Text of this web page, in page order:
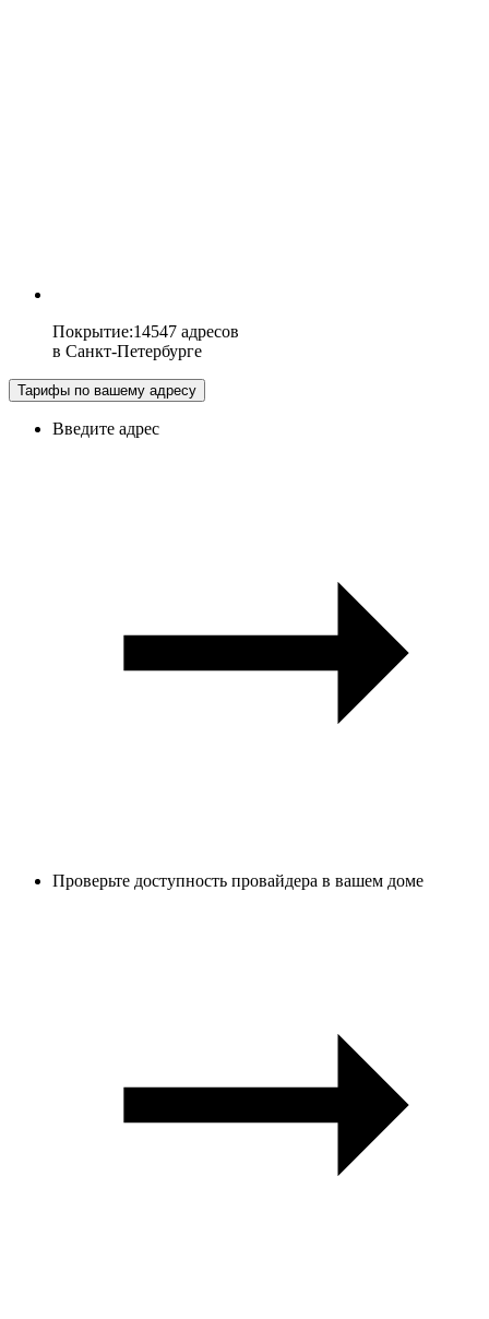
Покрытие:14547 адресов
в Санкт-Петербурге
Тарифы по вашему адресу
Введите адрес
Проверьте доступность провайдера в вашем доме